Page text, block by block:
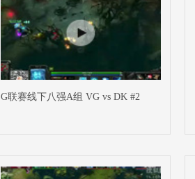
G联赛线下八强A组 VG vs DK #2